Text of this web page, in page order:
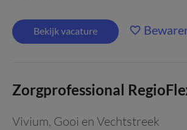
Bekijk vacature
Zorgprofessional
Vivium, Gooi en Vechtstreek